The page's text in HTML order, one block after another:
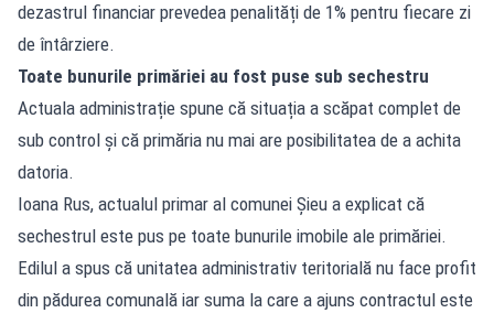
dezastrul financiar prevedea penalități de 1% pentru fiecare zi
de întârziere.
Toate bunurile primăriei au fost puse sub sechestru
Actuala administrație spune că situația a scăpat complet de
sub control și că primăria nu mai are posibilitatea de a achita
datoria.
Ioana Rus, actualul primar al comunei Șieu a explicat că
sechestrul este pus pe toate bunurile imobile ale primăriei.
Edilul a spus că unitatea administrativ teritorială nu face profit
din pădurea comunală iar suma la care a ajuns contractul este